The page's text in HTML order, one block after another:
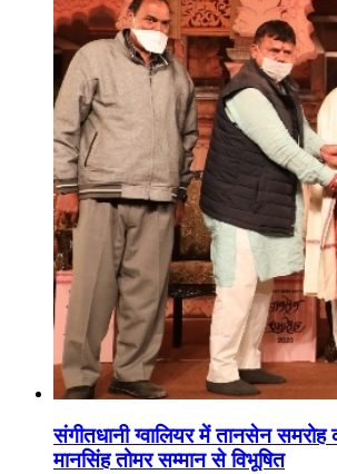
संगीतधानी ग्वालियर में तानसेन
मानसिंह तोमर सम्मान से विभूषित